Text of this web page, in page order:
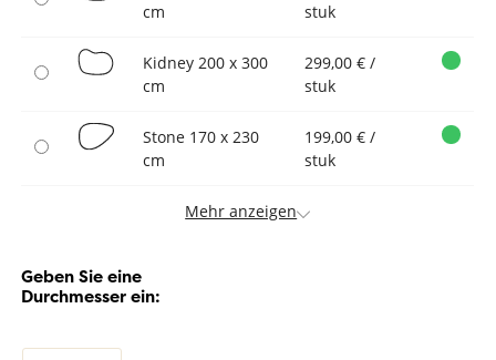
cm
stuk
Kidney 200 x 300
cm
299,00 € /
stuk
Stone 170 x 230
cm
199,00 € /
stuk
Mehr anzeigen
Geben Sie eine
Durchmesser ein: